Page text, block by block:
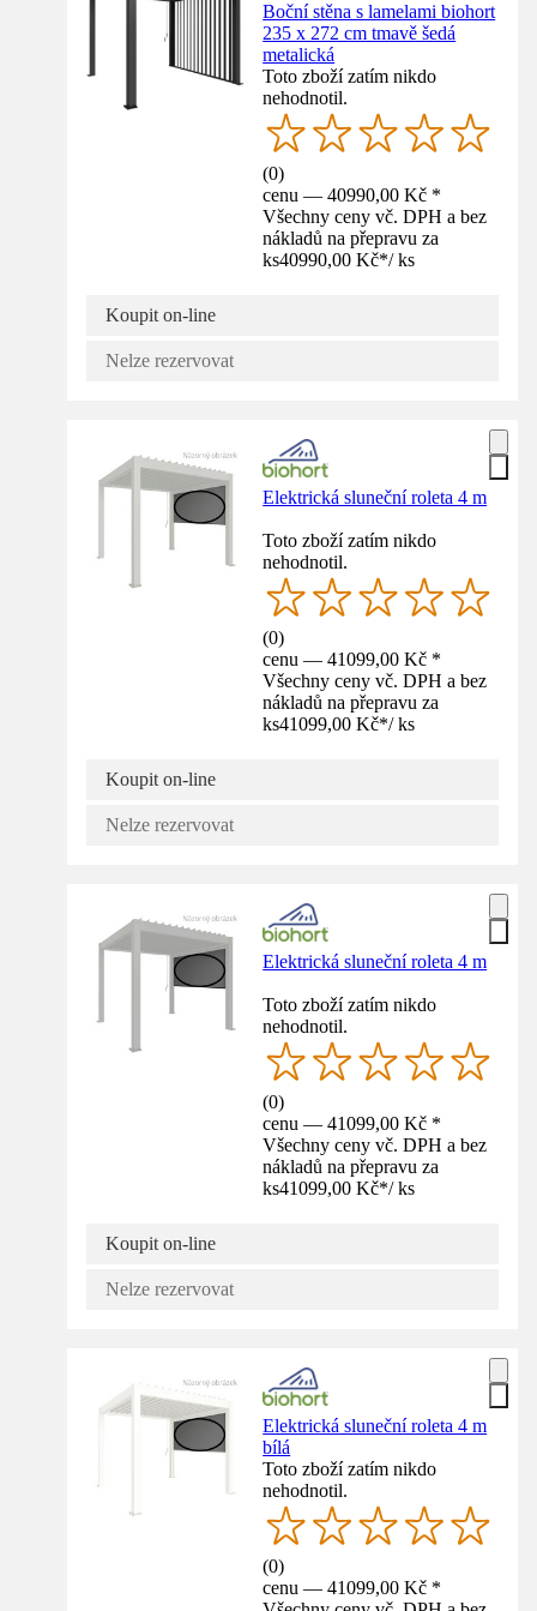
Boční stěna s lamelami biohort
235 x 272 cm tmavě šedá
metalická
Toto zboží zatím nikdo
nehodnotil.
(0)
cenu — 40990,00 Kč *
Všechny ceny vč. DPH a bez
nákladů na přepravu za
ks40990,00 Kč*/ ks
Koupit on-line
Nelze rezervovat
Elektrická sluneční roleta 4 m
Toto zboží zatím nikdo
nehodnotil.
(0)
cenu — 41099,00 Kč *
Všechny ceny vč. DPH a bez
nákladů na přepravu za
ks41099,00 Kč*/ ks
Koupit on-line
Nelze rezervovat
Elektrická sluneční roleta 4 m
Toto zboží zatím nikdo
nehodnotil.
(0)
cenu — 41099,00 Kč *
Všechny ceny vč. DPH a bez
nákladů na přepravu za
ks41099,00 Kč*/ ks
Koupit on-line
Nelze rezervovat
Elektrická sluneční roleta 4 m
bílá
Toto zboží zatím nikdo
nehodnotil.
(0)
cenu — 41099,00 Kč *